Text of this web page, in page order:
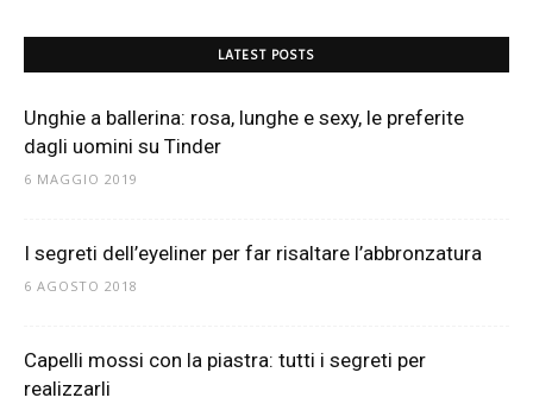
LATEST POSTS
Unghie a ballerina: rosa, lunghe e sexy, le preferite
dagli uomini su Tinder
6 MAGGIO 2019
I segreti dell’eyeliner per far risaltare l’abbronzatura
6 AGOSTO 2018
Capelli mossi con la piastra: tutti i segreti per
realizzarli